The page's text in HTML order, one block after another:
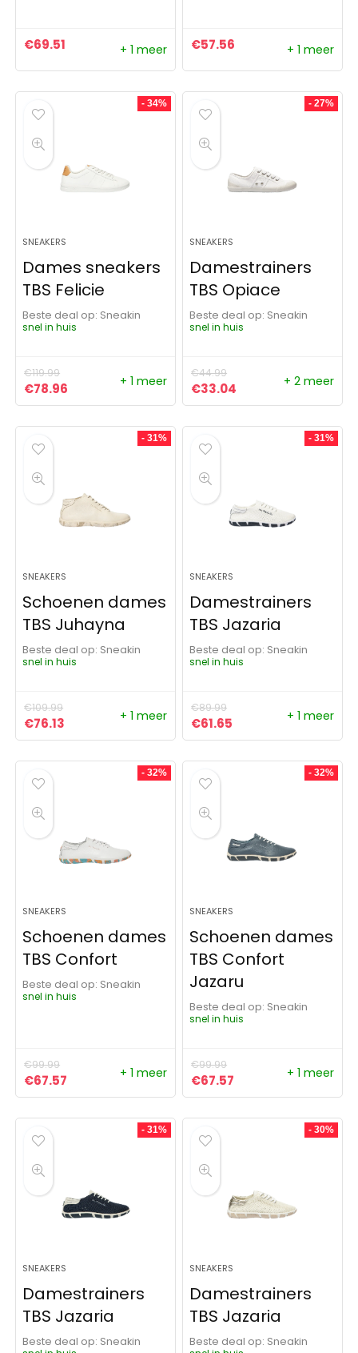
€69.51 + 1 meer €57.56 + 1 meer
- 34%
SNEAKERS
Dames sneakers
TBS Felicie
Beste deal op:
Sneakin
snel in huis
€119.99
Oorspronkelijke prijs was: €119.99.
€78.96 Huidige prijs is: €78.96.
+ 1 meer
- 27%
SNEAKERS
Damestrainers
TBS Opiace
Beste deal op:
Sneakin
snel in huis
€44.99
Oorspronkelijke prijs
€33.04 Huidige prijs is:
+ 2 meer
- 31%
SNEAKERS
Schoenen dames
TBS Juhayna
Beste deal op:
Sneakin
snel in huis
€109.99
Oorspronkelijke prijs was: €109.99.
€76.13 Huidige prijs is: €76.13.
+ 1 meer
- 31%
SNEAKERS
Damestrainers
TBS Jazaria
Beste deal op:
Sneakin
snel in huis
€89.99
Oorspronkelijke prijs
€61.65 Huidige prijs is:
+ 1 meer
- 32%
SNEAKERS
Schoenen dames
TBS Confort
Beste deal op:
Sneakin
snel in huis
€99.99
Oorspronkelijke prijs was: €99.99.
€67.57 Huidige prijs is: €67.57.
+ 1 meer
- 32%
SNEAKERS
Schoenen dames
TBS Confort
Jazaru
Beste deal op:
Sneakin
snel in huis
€99.99
Oorspronkelijke prijs
€67.57 Huidige prijs is:
+ 1 meer
- 31%
SNEAKERS
Damestrainers
TBS Jazaria
Beste deal op:
Sneakin
- 30%
SNEAKERS
Damestrainers
TBS Jazaria
Beste deal op:
Sneakin